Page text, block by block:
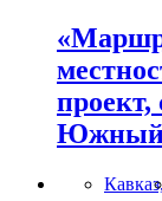
Южный